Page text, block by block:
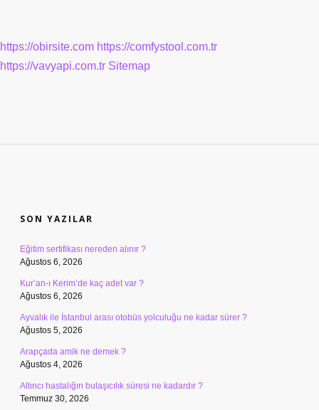
https://obirsite.com https://comfystool.com.tr
https://vavyapi.com.tr Sitemap
SON YAZILAR
Eğitim sertifikası nereden alınır ?
Ağustos 6, 2026
Kur’an-ı Kerim’de kaç adet var ?
Ağustos 6, 2026
Ayvalık ile İstanbul arası otobüs yolculuğu ne kadar sürer ?
Ağustos 5, 2026
Arapçada amik ne demek ?
Ağustos 4, 2026
Altıncı hastalığın bulaşıcılık süresi ne kadardır ?
Temmuz 30, 2026